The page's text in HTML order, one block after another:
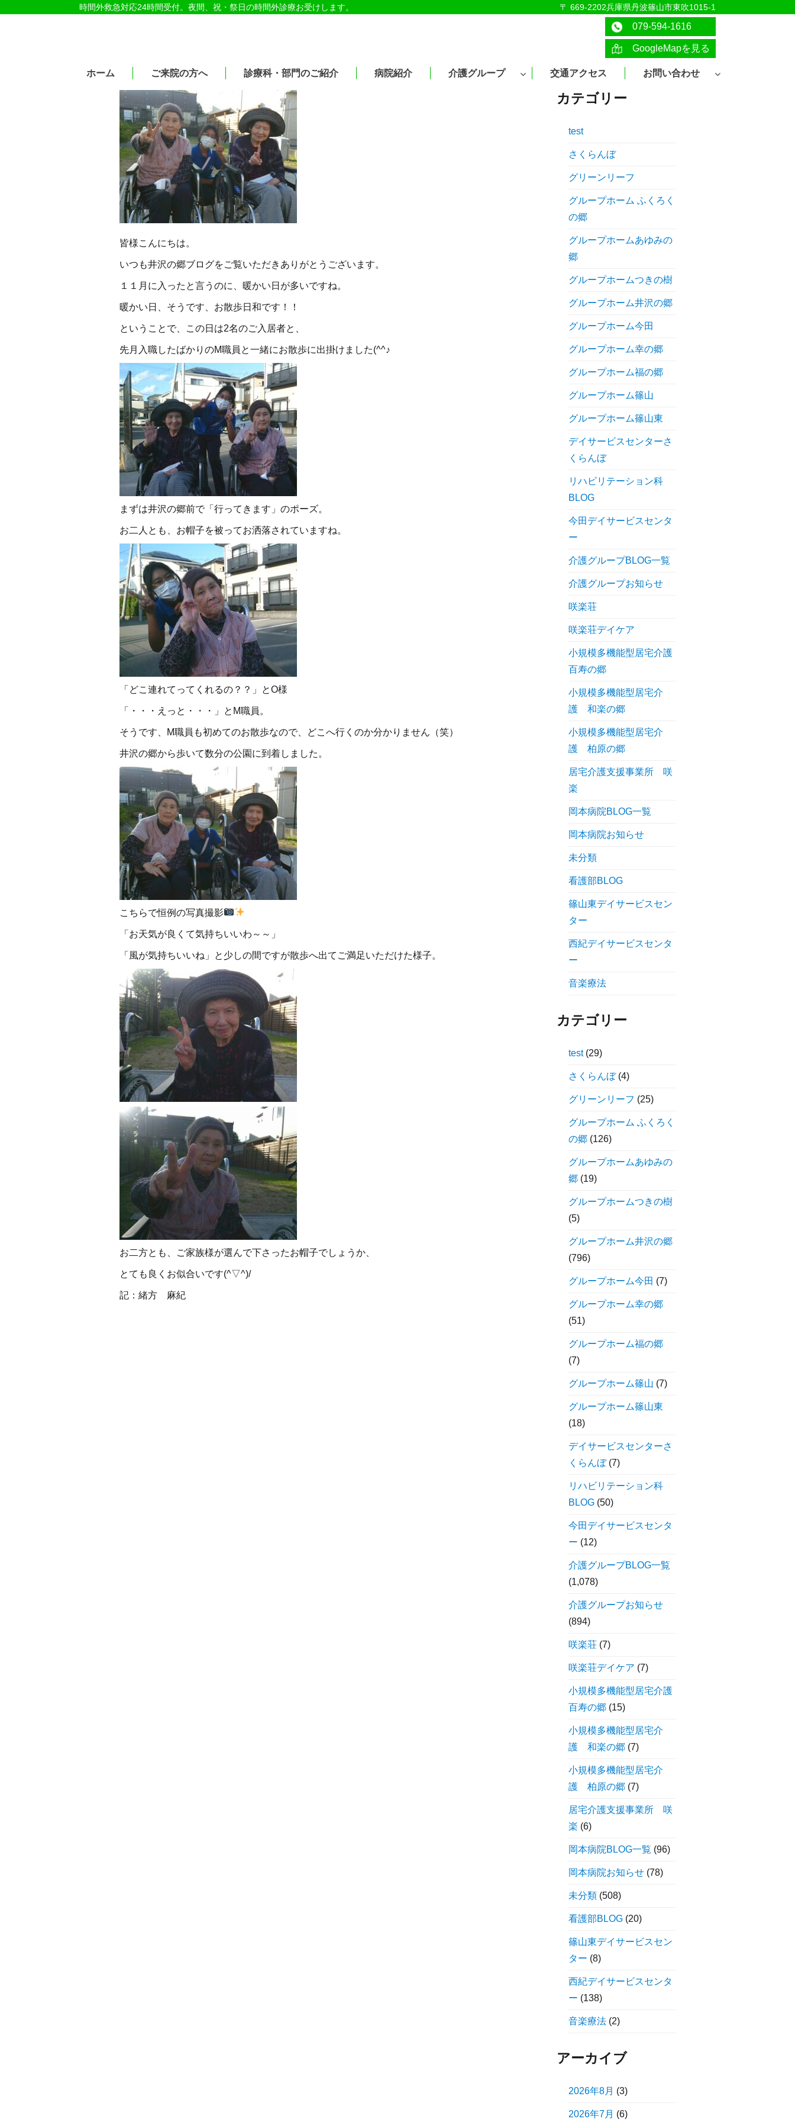
時間外救急対応24時間受付。夜間、祝・祭日の時間外診療お受けします。 〒 669-2202兵庫県丹波篠山市東吹1015-1
079-594-1616
GoogleMapを見る
ホーム ご来院の方へ 診療科・部門のご紹介 病院紹介 介護グループ 交通アクセス お問い合わせ
皆様こんにちは。
いつも井沢の郷ブログをご覧いただきありがとうございます。
１１月に入ったと言うのに、暖かい日が多いですね。
暖かい日、そうです、お散歩日和です！！
ということで、この日は2名のご入居者と、
先月入職したばかりのM職員と一緒にお散歩に出掛けました(^^♪
まずは井沢の郷前で「行ってきます」のポーズ。
お二人とも、お帽子を被ってお洒落されていますね。
「どこ連れてってくれるの？？」とO様
「・・・えっと・・・」とM職員。
そうです、M職員も初めてのお散歩なので、どこへ行くのか分かりません（笑）
井沢の郷から歩いて数分の公園に到着しました。
こちらで恒例の写真撮影
「お天気が良くて気持ちいいわ～～」
「風が気持ちいいね」と少しの間ですが散歩へ出てご満足いただけた様子。
お二方とも、ご家族様が選んで下さったお帽子でしょうか、
とても良くお似合いです(^▽^)/
記：緒方 麻紀
カテゴリー
test
さくらんぼ
グリーンリーフ
グループホーム ふくろく
の郷
グループホームあゆみの
郷
グループホームつきの樹
グループホーム井沢の郷
グループホーム今田
グループホーム幸の郷
グループホーム福の郷
グループホーム篠山
グループホーム篠山東
デイサービスセンターさ
くらんぼ
リハビリテーション科
BLOG
今田デイサービスセンタ
ー
介護グループBLOG一覧
介護グループお知らせ
咲楽荘
咲楽荘デイケア
小規模多機能型居宅介護
百寿の郷
小規模多機能型居宅介
護 和楽の郷
小規模多機能型居宅介
護 柏原の郷
居宅介護支援事業所 咲
楽
岡本病院BLOG一覧
岡本病院お知らせ
未分類
看護部BLOG
篠山東デイサービスセン
ター
西紀デイサービスセンタ
ー
音楽療法
カテゴリー
test(29)
さくらんぼ(4)
グリーンリーフ (25)
グループホーム ふくろく
の郷(126)
グループホームあゆみの
郷(19)
グループホームつきの樹
(5)
グループホーム井沢の郷
(796)
グループホーム今田 (7)
グループホーム幸の郷
(51)
グループホーム福の郷
(7)
グループホーム篠山 (7)
グループホーム篠山東
(18)
デイサービスセンターさ
くらんぼ(7)
リハビリテーション科
BLOG(50)
今田デイサービスセンタ
ー (12)
介護グループBLOG一覧
(1,078)
介護グループお知らせ
(894)
咲楽荘(7)
咲楽荘デイケア (7)
小規模多機能型居宅介護
百寿の郷(15)
小規模多機能型居宅介
護 和楽の郷(7)
小規模多機能型居宅介
護 柏原の郷(7)
居宅介護支援事業所 咲
楽 (6)
岡本病院BLOG一覧 (96)
岡本病院お知らせ(78)
未分類(508)
看護部BLOG(20)
篠山東デイサービスセン
ター (8)
西紀デイサービスセンタ
ー (138)
音楽療法(2)
アーカイブ
2026年8月 (3)
2026年7月 (6)